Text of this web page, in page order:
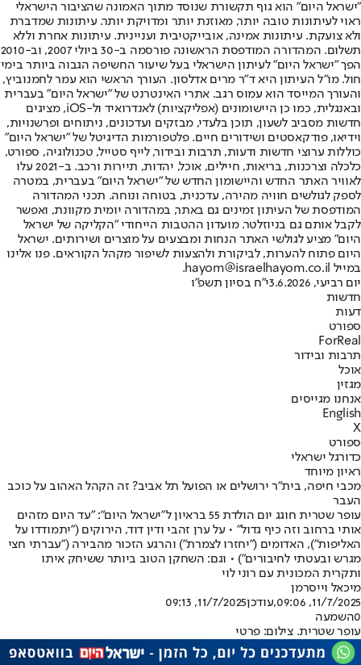
"ישראל היום" הוא גוף תקשורת שנוסד מתוך האמונה שהציבור הישראלי
ראוי לעיתונות טובה יותר, מאוזנת יותר ומדויקת יותר. עיתונות שמדברת
ולא צועקת. עיתונות אמינה, אובייקטיבית ועניינית. עיתונות אחרת וללא
תשלום. המהדורה המודפסת הראשונה פורסמה ב-30 ביולי 2007, וב-2010
הפך "ישראל היום" לעיתון הישראלי בעל שיעור החשיפה הגבוה ביותר בימי
חול. מו"ל העיתון היא ד"ר מרים אדלסון. העורך הראשי הוא עמר לחמנוביץ,
והעורך המייסד הוא עמוס רגב. אתרי האינטרנט של "ישראל היום" בעברית
ובאנגלית, כמו כן היישומונים (אפליקציות) לאנדרואיד ול-iOS, מציגים
חדשות מסביב לשעון, תוכן בלעדי, מבזקים ועדכונים, ניתוחים ופרשנויות,
וידיאו, פודקאסטים ושידורים חיים. פלטפורמות הדיגיטל של "ישראל היום"
כוללות ערוצי חדשות ודעות, תרבות ובידור, לייף סטייל, טכנולוגיה, ספורט,
כלכלה וצרכנות, בריאות, חיילים, אוכל, יהדות, תיירות ורכב. ב-2021 עלו
לאוויר האתר החדש והיישומון החדש של "ישראל היום" בעברית, במטרה
לספק לגולשים חוויה מהירה, עדכנית, בטוחה ונוחה. תכני המהדורה
המודפסת של העיתון זמינים גם באתר, במהדורה יומית מקוונת, ואפשר
לקבל אותם גם בניוזלטר. מועדון ההטבות הייחודי "הקליקה של ישראל
היום" מציע לגולשי האתר הנחות ומבצעים על מוצרים ושירותים. ישראל
היום פתוח להערות, לביקורת ולהצעות לשיפור מקהל הקוראים. פנו אלינו
במייל hayom@israelhayom.co.il.
יום רביעי, 3.6.2026
י"ח בסיון תשפ"ו
חדשות
דעות
ספורט
ForReal
תרבות ובידור
אוכל
מגזין
אנחנו מגייסים
English
X
ספורט
כדורגל ישראלי
ראיון מיוחד
מכבי חיפה, בית"ר ירושלים או הפועל תל אביב? זה הקהל האהוב על כוכב
העבר
עופר שטרית חוגג יום הולדת 55 בראיון ל"ישראל היום": "עד היום מזהים
אותי ברחוב וזה כיף גדול" • על ערן זהבי ודין דוד, הירוקים ("יתמודדו על
האליפות"), האדומים ("יחזרו לצמרת") והרגע הזכור מהבירה ("עברתי חצי
מגרש ובעטתי לחיבורים") • וגם: השחקן הטוב ביותר ששיחק איתו
ותקרית המכונית עם רוני לוי
מיכאל וייסרמן
11/7/2025, 09:06
,עודכן11/7/2025, 09:13
0השמעה
עופר שטרית. צילום: פרטי